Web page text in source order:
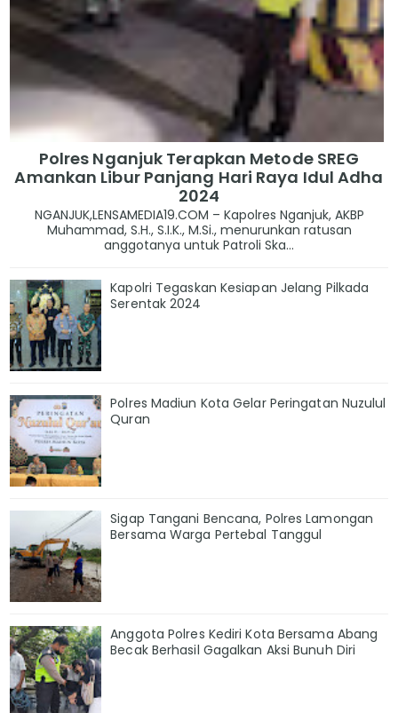
Polres Nganjuk Terapkan Metode SREG
Amankan Libur Panjang Hari Raya Idul Adha
2024
NGANJUK,LENSAMEDIA19.COM – Kapolres Nganjuk, AKBP
Muhammad, S.H., S.I.K., M.Si., menurunkan ratusan
anggotanya untuk Patroli Ska...
Kapolri Tegaskan Kesiapan Jelang Pilkada
Serentak 2024
Polres Madiun Kota Gelar Peringatan Nuzulul
Quran
Sigap Tangani Bencana, Polres Lamongan
Bersama Warga Pertebal Tanggul
Anggota Polres Kediri Kota Bersama Abang
Becak Berhasil Gagalkan Aksi Bunuh Diri